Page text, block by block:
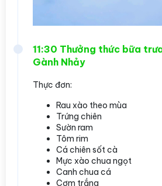
11:30 Thưởng thức bữa
Gành Nhảy
Thực đơn:
Rau xào theo mùa
Trứng chiên
Sườn ram
Tôm rim
Cá chiên sốt cà
Mực xào chua ngọt
Canh chua cá
Cơm trắng